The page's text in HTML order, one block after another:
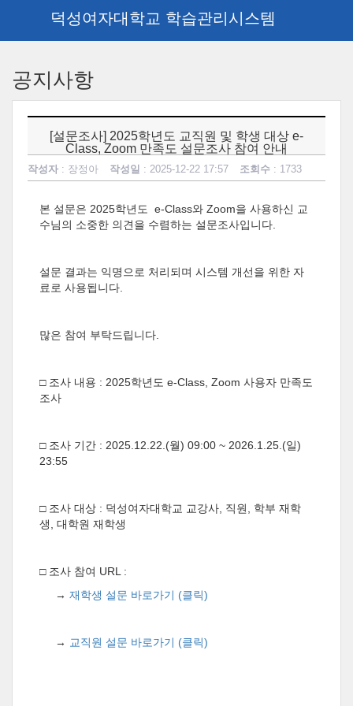
덕성여자대학교 학습관리시스템
공지사항
[설문조사] 2025학년도 교직원 및 학생 대상 e-
Class, Zoom 만족도 설문조사 참여 안내
작성자 : 장정아 작성일 : 2025-12-22 17:57 조회수 : 1733
본 설문은 2025학년도 e-Class와 Zoom을 사용하신 교
수님의 소중한 의견을 수렴하는 설문조사입니다.
설문 결과는 익명으로 처리되며 시스템 개선을 위한 자
료로 사용됩니다.
많은 참여 부탁드립니다.
□ 조사 내용 : 2025학년도 e-Class, Zoom 사용자 만족도
조사
□ 조사 기간 : 2025.12.22.(월) 09:00 ~ 2026.1.25.(일)
23:55
□ 조사 대상 : 덕성여자대학교 교강사, 직원, 학부 재학
생, 대학원 재학생
□ 조사 참여 URL :
→ 재학생 설문 바로가기 (클릭)
→ 교직원 설문 바로가기 (클릭)